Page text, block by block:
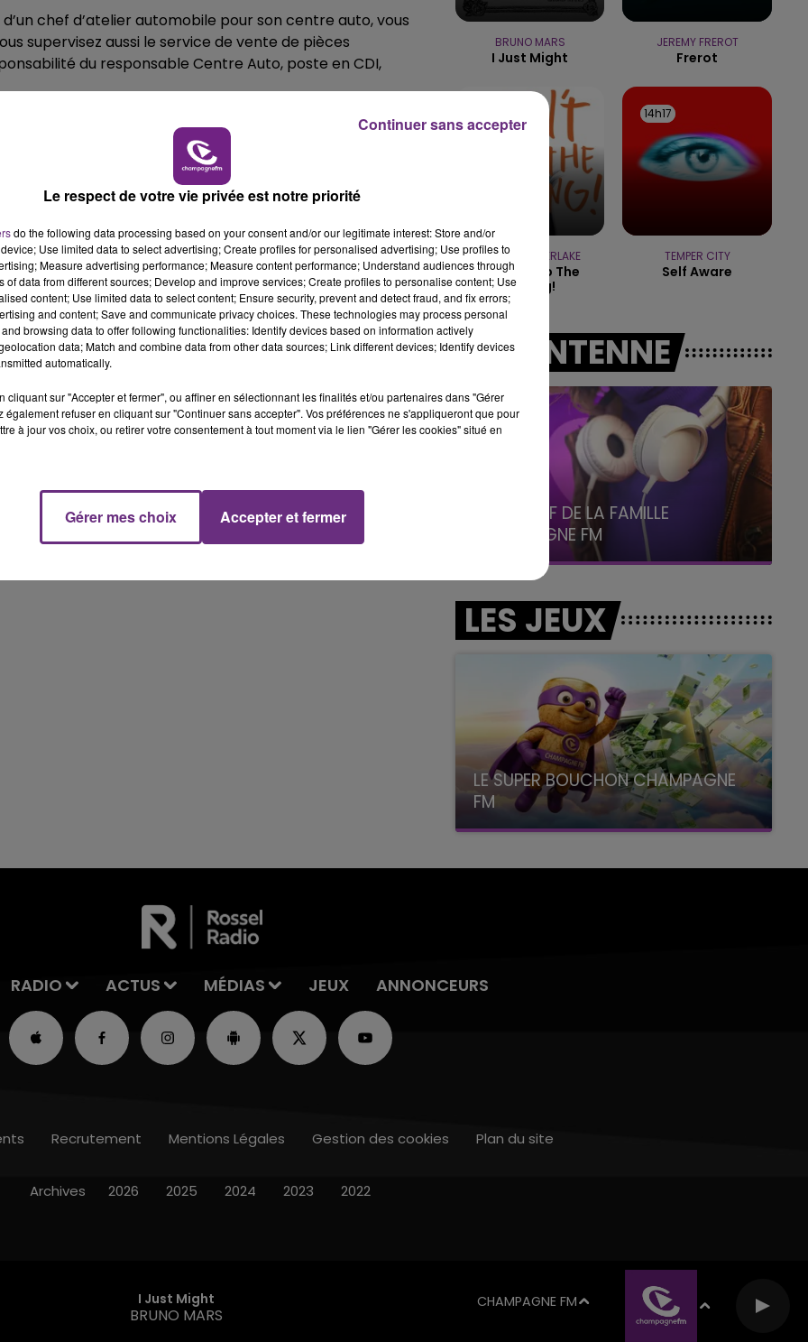
19h00 - 19h15
LA POP MACHINE - CHAMPAGNE FM
19h15 - 20h00
LA RADIO POP
chef d’atelier automobile pour son centre auto, vous
supervisez aussi le service de vente de pièces
du responsable Centre Auto, poste en CDI,
à LECLERC CHAMPFLEURY - Mme Emilie
VENEZ FÊTER CE WEEK-END
L'ANNIVERSAIRE DE WOINIC
l'anniversaire du plus gros sanglier du monde.
Une fête est donc organisée et vous êtes tous
conviés !
BRUNO MARS
I Just Might
JEREMY FREROT
Frerot
JUSTIN TIMBERLAKE
Can't Stop The
Feeling!
14h17
14h17
TEMPER CITY
Self Aware
A L'ANTENNE
FM
19h15 - 20h00
LA RADIO POP
LE BEST OF DE LA FAMILLE
CHAMPAGNE FM
LES JEUX
LE SUPER BOUCHON CHAMPAGNE
FM
avec La Famille Champagne FM, à 8H10
RADIO ACTUS MÉDIAS JEUX ANNONCEURS
Dracula
TAME IMPALA & JENNIE
CHAMPAGNE FM
Recrutement Mentions Légales Gestion des cookies Plan du site
Archives 2026 2025 2024 2023 2022
Le respect de votre vie privée est notre priorité
do the following data processing based on your consent and/or our legitimate interest: Store and/or
Use limited data to select advertising; Create profiles for personalised advertising; Use profiles to
Measure advertising performance; Measure content performance; Understand audiences through
of data from different sources; Develop and improve services; Create profiles to personalise content; Use
content; Use limited data to select content; Ensure security, prevent and detect fraud, and fix errors;
and content; Save and communicate privacy choices. These technologies may process personal
browsing data to offer following functionalities: Identify devices based on information actively
data; Match and combine data from other data sources; Link different devices; Identify devices
automatically.
cliquant sur "Accepter et fermer", ou affiner en sélectionnant les finalités et/ou partenaires dans "Gérer
également refuser en cliquant sur "Continuer sans accepter". Vos préférences ne s'appliqueront que pour
à jour vos choix, ou retirer votre consentement à tout moment via le lien "Gérer les cookies" situé en
Gérer mes choix Accepter et fermer
Continuer sans accepter